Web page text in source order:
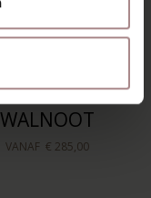
TOMRER
|
WALNOOT
VANAF € 285,00